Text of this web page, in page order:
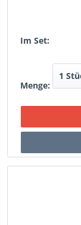
Im Set:
Menge: